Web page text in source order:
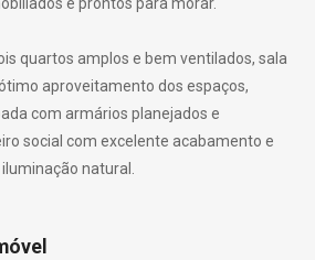
quartos amplos e bem ventilados, sala
aproveitamento dos espaços,
com armários planejados e
social com excelente acabamento e
natural.